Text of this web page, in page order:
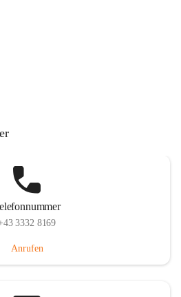
3332 8169
Anrufen